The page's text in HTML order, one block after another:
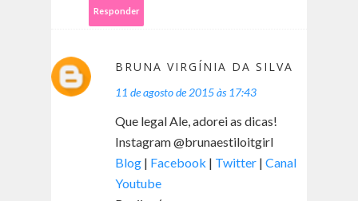
Responder
BRUNA VIRGÍNIA DA SILVA
11 de agosto de 2015 às 17:43
Que legal Ale, adorei as dicas!
Instagram @brunaestiloitgirl
Blog | Facebook | Twitter | Canal
Youtube